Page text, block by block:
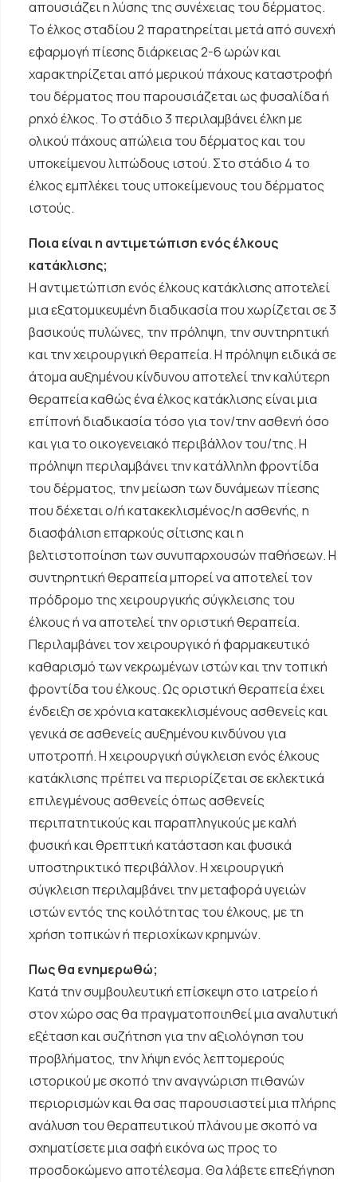
απουσιάζει η λύσης της συνέχειας του δέρματος.
Το έλκος σταδίου 2 παρατηρείται μετά από συνεχή
εφαρμογή πίεσης διάρκειας 2-6 ωρών και
χαρακτηρίζεται από μερικού πάχους καταστροφή
του δέρματος που παρουσιάζεται ως φυσαλίδα ή
ρηχό έλκος. Το στάδιο 3 περιλαμβάνει έλκη με
ολικού πάχους απώλεια του δέρματος και του
υποκείμενου λιπώδους ιστού. Στο στάδιο 4 το
έλκος εμπλέκει τους υποκείμενους του δέρματος
ιστούς.
Ποια είναι η αντιμετώπιση ενός έλκους
κατάκλισης;
Η αντιμετώπιση ενός έλκους κατάκλισης αποτελεί
μια εξατομικευμένη διαδικασία που χωρίζεται σε 3
βασικούς πυλώνες, την πρόληψη, την συντηρητική
και την χειρουργική θεραπεία. Η πρόληψη ειδικά σε
άτομα αυξημένου κίνδυνου αποτελεί την καλύτερη
θεραπεία καθώς ένα έλκος κατάκλισης είναι μια
επίπονή διαδικασία τόσο για τον/την ασθενή όσο
και για το οικογενειακό περιβάλλον του/της. Η
πρόληψη περιλαμβάνει την κατάλληλη φροντίδα
του δέρματος, την μείωση των δυνάμεων πίεσης
που δέχεται ο/ή κατακεκλισμένος/η ασθενής, η
διασφάλιση επαρκούς σίτισης και η
βελτιστοποίηση των συνυπαρχουσών παθήσεων. Η
συντηρητική θεραπεία μπορεί να αποτελεί τον
πρόδρομο της χειρουργικής σύγκλεισης του
έλκους ή να αποτελεί την οριστική θεραπεία.
Περιλαμβάνει τον χειρουργικό ή φαρμακευτικό
καθαρισμό των νεκρωμένων ιστών και την τοπική
φροντίδα του έλκους. Ως οριστική θεραπεία έχει
ένδειξη σε χρόνια κατακεκλισμένους ασθενείς και
γενικά σε ασθενείς αυξημένου κινδύνου για
υποτροπή. Η χειρουργική σύγκλειση ενός έλκους
κατάκλισης πρέπει να περιορίζεται σε εκλεκτικά
επιλεγμένους ασθενείς όπως ασθενείς
περιπατητικούς και παραπληγικούς με καλή
φυσική και θρεπτική κατάσταση και φυσικά
υποστηρικτικό περιβάλλον. Η χειρουργική
σύγκλειση περιλαμβάνει την μεταφορά υγειών
ιστών εντός της κοιλότητας του έλκους, με τη
χρήση τοπικών ή περιοχίκων κρημνών.
Πως θα ενημερωθώ;
Κατά την συμβουλευτική επίσκεψη στο ιατρείο ή
στον χώρο σας θα πραγματοποιηθεί μια αναλυτική
εξέταση και συζήτηση για την αξιολόγηση του
προβλήματος, την λήψη ενός λεπτομερούς
ιστορικού με σκοπό την αναγνώριση πιθανών
περιορισμών και θα σας παρουσιαστεί μια πλήρης
ανάλυση του θεραπευτικού πλάνου με σκοπό να
σχηματίσετε μια σαφή εικόνα ως προς το
προσδοκώμενο αποτέλεσμα. Θα λάβετε επεξήγηση